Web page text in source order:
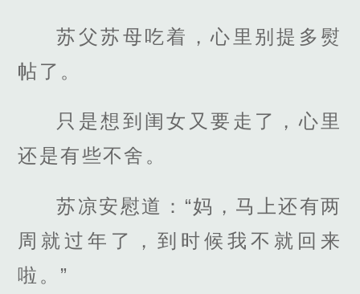
苏父苏母吃着，心里别提多熨
帖了。
只是想到闺女又要走了，心里
还是有些不舍。
苏凉安慰道：“妈，马上还有两
周就过年了，到时候我不就回来
啦。”